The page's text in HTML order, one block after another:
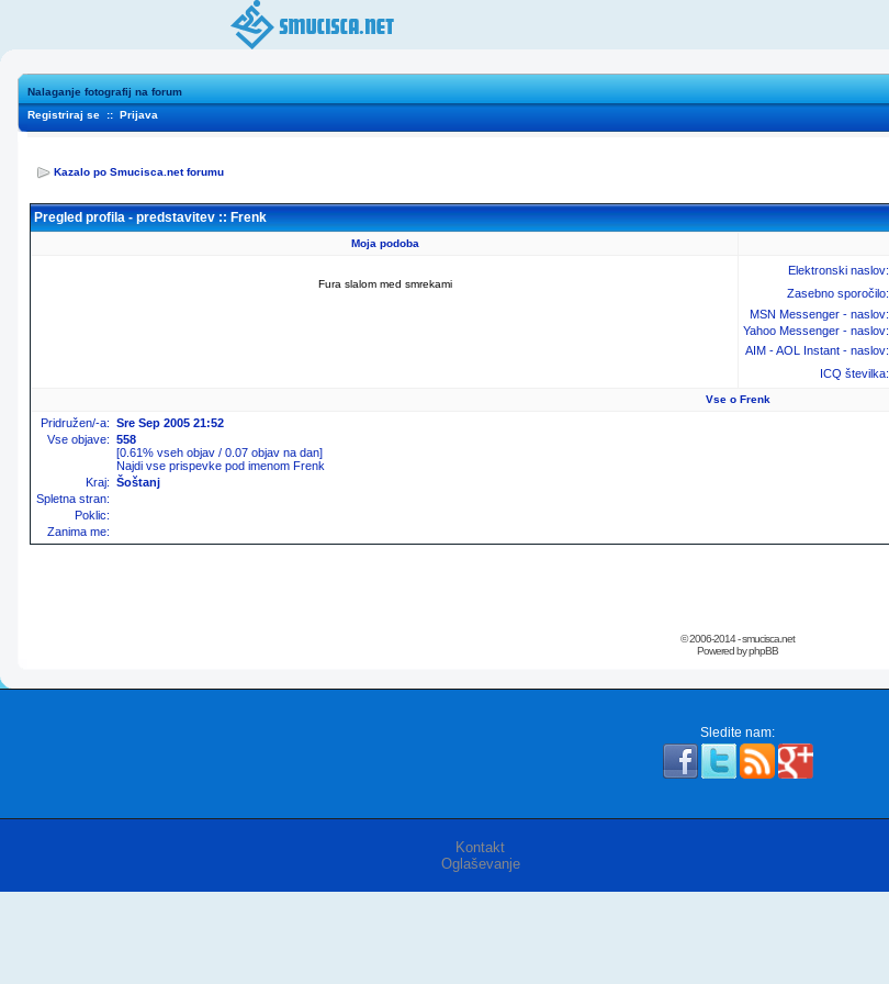
Nalaganje fotografij na forum
Registriraj se :: Prijava
Kazalo po Smucisca.net forumu
Pregled profila - predstavitev :: Frenk
Moja podoba
Fura slalom med smrekami
Elektronski naslov:
Zasebno sporočilo:
MSN Messenger - naslov:
Yahoo Messenger - naslov:
AIM - AOL Instant - naslov:
ICQ številka:
Vse o Frenk
Pridružen/-a: Sre Sep 2005 21:52
Vse objave: 558
[0.61% vseh objav / 0.07 objav na dan]
Najdi vse prispevke pod imenom Frenk
Kraj: Šoštanj
Spletna stran:
Poklic:
Zanima me:
© 2006-2014 - smucisca.net
Powered by phpBB
Sledite nam:
Kontakt
Oglaševanje